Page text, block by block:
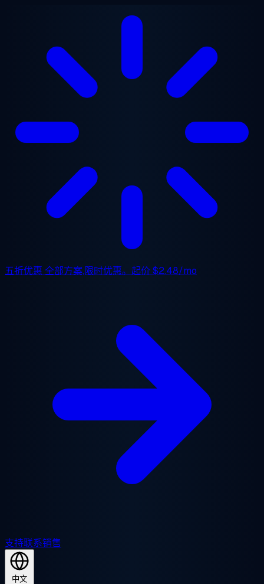
五折优惠 全部方案,限时优惠。起价$2.48/mo
支持联系销售
中文